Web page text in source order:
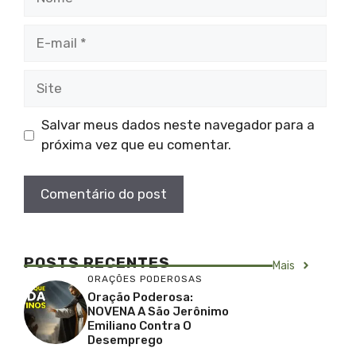
Salvar meus dados neste navegador para a
próxima vez que eu comentar.
POSTS RECENTES Mais
ORAÇÕES PODEROSAS
Oração Poderosa:
NOVENA A São Jerônimo
Emiliano Contra O
Desemprego